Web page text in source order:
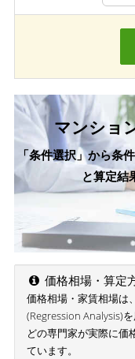
マンショ
「条件選択」から条
と算定結
価格相場・算定
価格相場・家賃相場は
(Regression Analysis)
どの専門家が実際に価
ています。